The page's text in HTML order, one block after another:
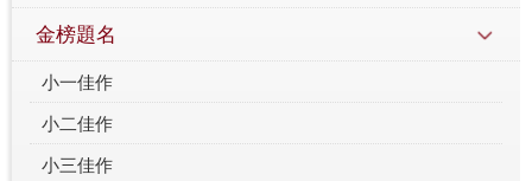
金榜題名
小一佳作
小二佳作
小三佳作